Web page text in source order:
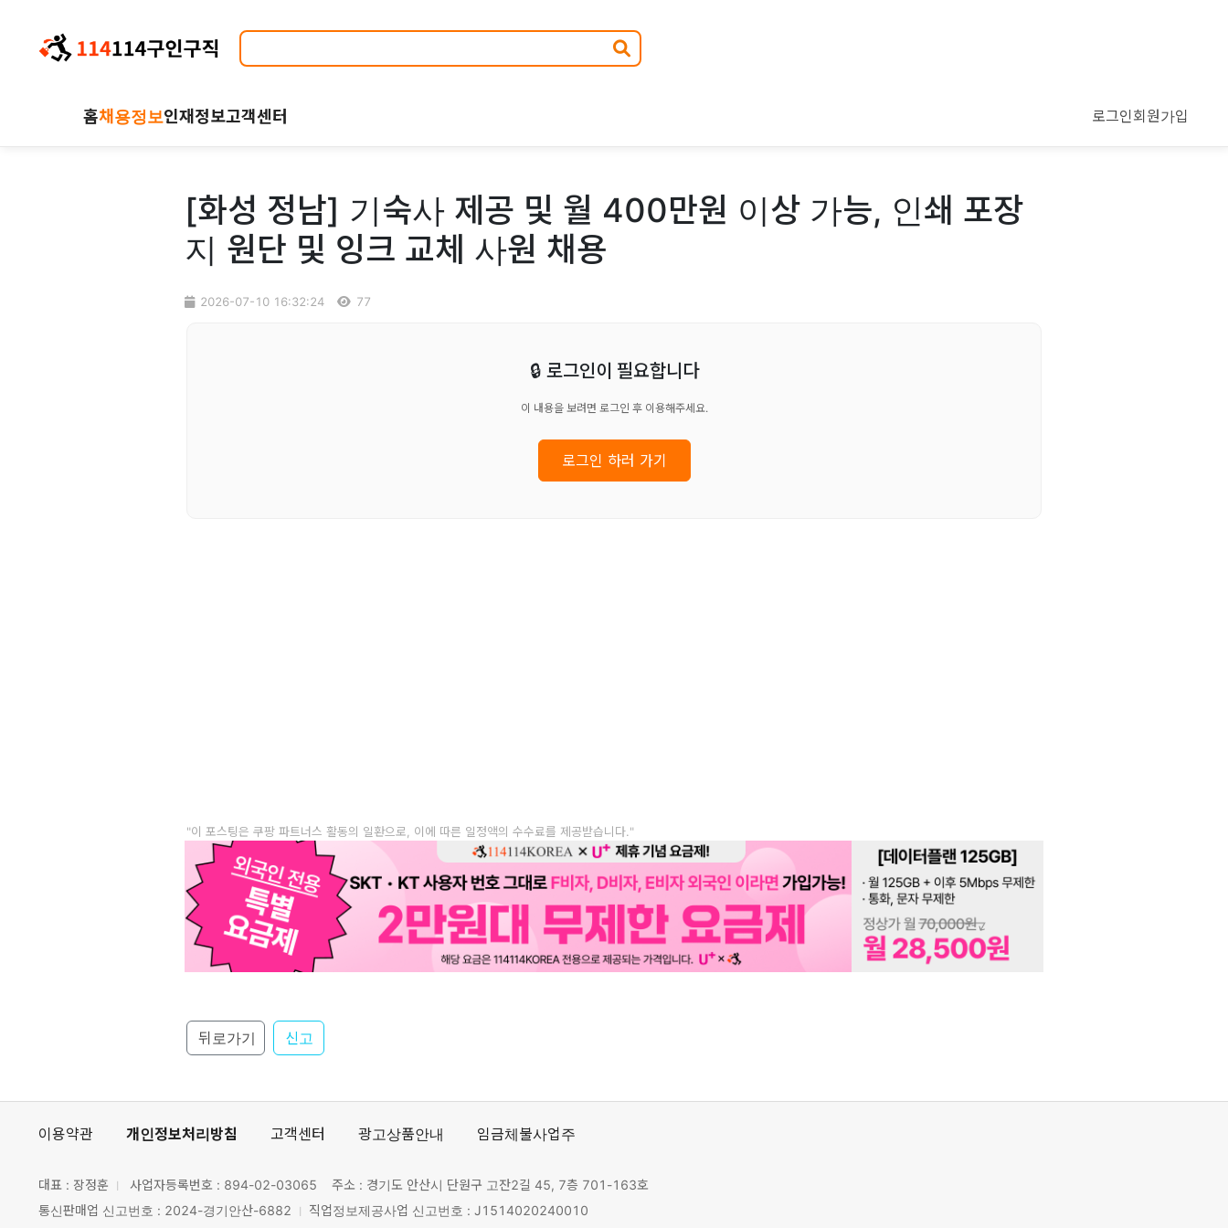
홈채용정보인재정보고객센터 로그인회원가입
[화성 정남] 기숙사 제공 및 월 400만원 이상 가능, 인쇄 포장
지 원단 및 잉크 교체 사원 채용
2026-07-10 16:32:24 77
🔒 로그인이 필요합니다
이 내용을 보려면 로그인 후 이용해주세요.
로그인 하러 가기
"이 포스팅은 쿠팡 파트너스 활동의 일환으로, 이에 따른 일정액의 수수료를 제공받습니다."
뒤로가기 신고
이용약관 개인정보처리방침 고객센터 광고상품안내 임금체불사업주
대표 : 장정훈 사업자등록번호 : 894-02-03065
주소 : 경기도 안산시 단원구 고잔2길 45, 7층 701-163호
통신판매업 신고번호 : 2024-경기안산-6882
직업정보제공사업 신고번호 : J1514020240010